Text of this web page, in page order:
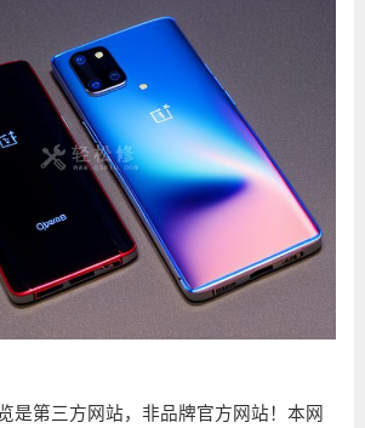
是第三方网站，非品牌官方网站！本网